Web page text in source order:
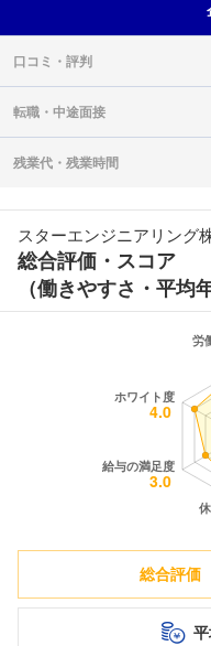
口コミ・ 評判
転職・ 中途面接
残業代・ 残業時間
スターエンジニアリング
総合評価・スコア
（働きやすさ・平均
総合評価